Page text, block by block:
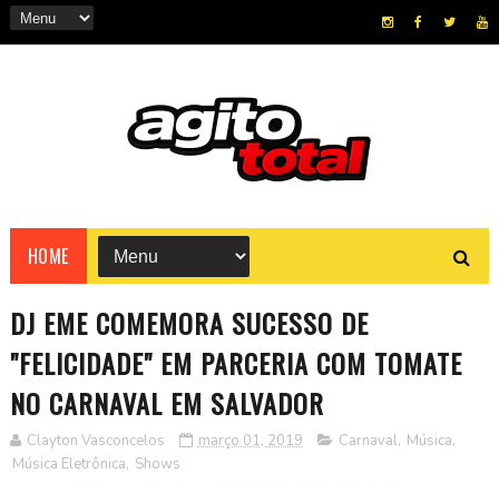
HOME
DJ EME COMEMORA SUCESSO DE
"FELICIDADE" EM PARCERIA COM TOMATE
NO CARNAVAL EM SALVADOR
Clayton Vasconcelos março 01, 2019 Carnaval, Música,
Música Eletrônica, Shows